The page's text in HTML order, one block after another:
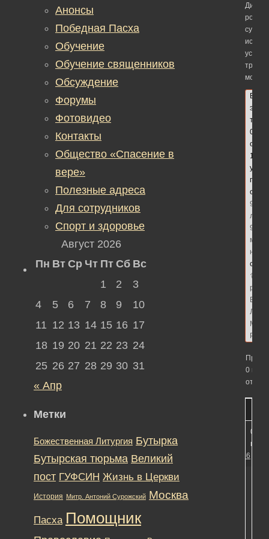
В
этой
теме
0
1
9
лет,
9
☦
р
Б
МП
0
в
#18366
Анонсы
Победная Пасха
Обучение
Обучение священников
Обсуждение
Форумы
Фотовидео
Контакты
Общество «Спасение в
вере»
Полезные адреса
Для сотрудников
Спорт и здоровье
Август 2026
Пн Вт Ср Чт Пт Сб Вс
1
2
3
4
5 6 7 8 9
10
11 12 13 14 15 16 17
18 19 20 21 22 23 24
25 26 27 28 29 30 31
« Апр
Метки
Божественная Литургия Бутырка
Бутырская тюрьма Великий
пост ГУФСИН Жизнь в Церкви
История Митр. Антоний Сурожский Москва
Пасха Помощник